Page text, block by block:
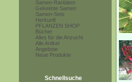
Samen-Raritäten
Gekeimte Samen
Samen-Sets
Herkunft
PFLANZEN SHOP
Bücher
Alles für die Anzucht
Alle Artikel
Angebote
Neue Produkte
Schnellsuche